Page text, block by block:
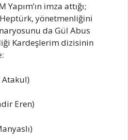
imza attığı;
Heptürk, yönetmenliğini
da Gül Abus
Kardeşlerim dizisinin
Atakul)
Eren)